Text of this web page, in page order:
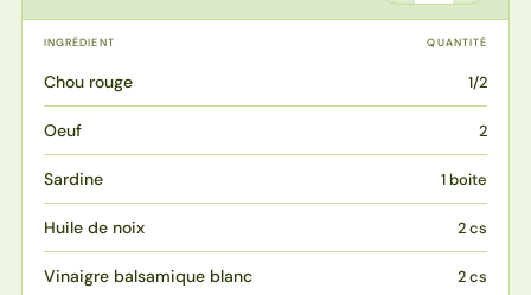
INGRÉDIENT QUANTITÉ
Chou rouge 1/2
Oeuf 2
Sardine 1 boite
Huile de noix 2 cs
Vinaigre balsamique blanc 2 cs